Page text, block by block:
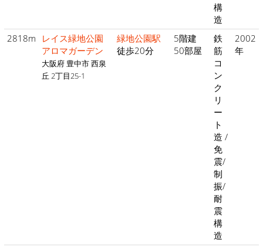
構
造
2818m
レイス緑地公園
アロマガーデン
大阪府 豊中市 西泉
丘 2丁目25-1
緑地公園駅
徒歩20分
5階建
50部屋
鉄
筋
コ
ン
ク
リ
ー
ト
造 /
免
震/
制
振/
耐
震
構
造
2002
年